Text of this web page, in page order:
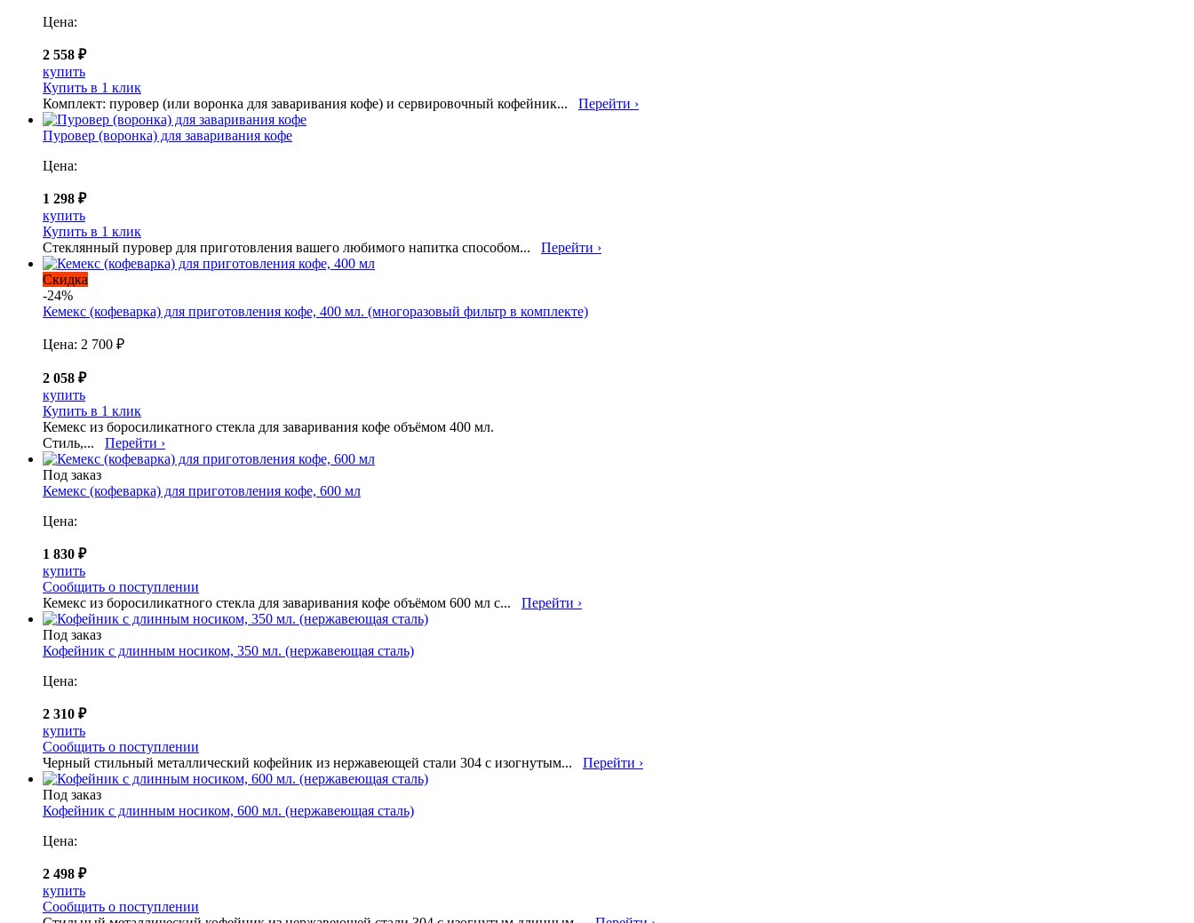
Цена:
2 558 ₽
купить
Купить в 1 клик
Комплект: пуровер (или воронка для заваривания кофе) и сервировочный кофейник... Перейти ›
Пуровер (воронка) для заваривания кофе
Цена:
1 298 ₽
купить
Купить в 1 клик
Стеклянный пуровер для приготовления вашего любимого напитка способом... Перейти ›
Скидка
-24%
Кемекс (кофеварка) для приготовления кофе, 400 мл. (многоразовый фильтр в комплекте)
Цена: 2 700 ₽
2 058 ₽
купить
Купить в 1 клик
Кемекс из боросиликатного стекла для заваривания кофе объёмом 400 мл.
Стиль,... Перейти ›
Под заказ
Кемекс (кофеварка) для приготовления кофе, 600 мл
Цена:
1 830 ₽
купить
Сообщить о поступлении
Кемекс из боросиликатного стекла для заваривания кофе объёмом 600 мл с... Перейти ›
Под заказ
Кофейник с длинным носиком, 350 мл. (нержавеющая сталь)
Цена:
2 310 ₽
купить
Сообщить о поступлении
Черный стильный металлический кофейник из нержавеющей стали 304 с изогнутым... Перейти ›
Под заказ
Кофейник с длинным носиком, 600 мл. (нержавеющая сталь)
Цена:
2 498 ₽
купить
Сообщить о поступлении